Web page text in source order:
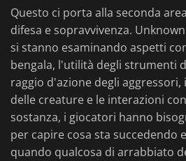
Questo ci porta alla seconda
difesa e sopravvivenza.
si stanno esaminando aspetti
bengala, l'utilità degli strumenti
raggio d'azione degli
delle creature e le interazioni
sostanza, i giocatori hanno
per capire cosa sta succedendo
quando qualcosa di arrabbiato